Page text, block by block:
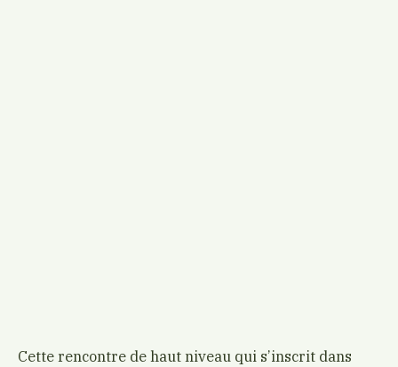
Cette rencontre de haut niveau qui s’inscrit dans